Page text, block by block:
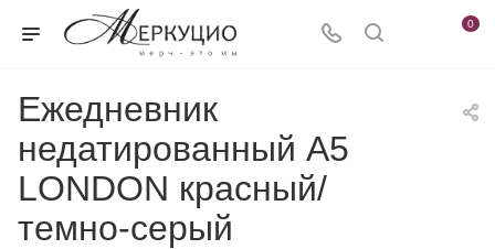
0
Ежедневник
недатированный А5
LONDON красный/
темно-серый